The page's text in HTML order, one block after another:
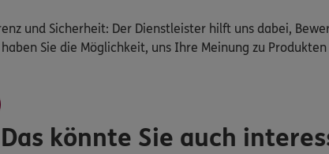
und Sicherheit: Der Dienstleister hilft uns dabei,
Sie die Möglichkeit, uns Ihre Meinung zu Produkten
Das könnte Sie auch